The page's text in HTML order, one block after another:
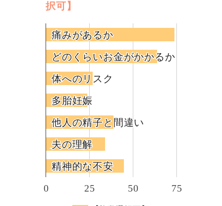
択可】
0 25 50 75
痛みがあるか
痛みがあるか
どのくらいお金がかかるか
どのくらいお金がかかるか
体へのリスク
体へのリスク
多胎妊娠
多胎妊娠
他人の精子と間違い
他人の精子と間違い
夫の理解
夫の理解
精神的な不安
精神的な不安